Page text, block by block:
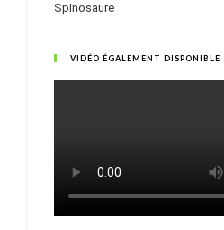
Spinosaure
VIDÉO ÉGALEMENT DISPONIBLE